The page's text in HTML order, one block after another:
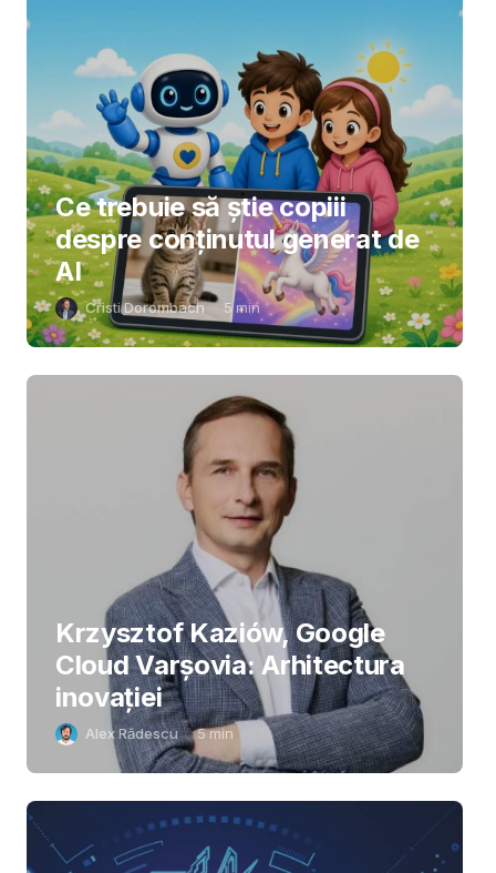
Ce trebuie să știe copiii
despre conținutul generat de
AI
Cristi Dorombach 5 min
Krzysztof Kaziów, Google
Cloud Varșovia: Arhitectura
inovaţiei
Alex Rădescu 5min